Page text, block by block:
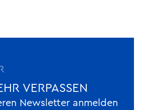
VERPASSEN
Newsletter anmelden